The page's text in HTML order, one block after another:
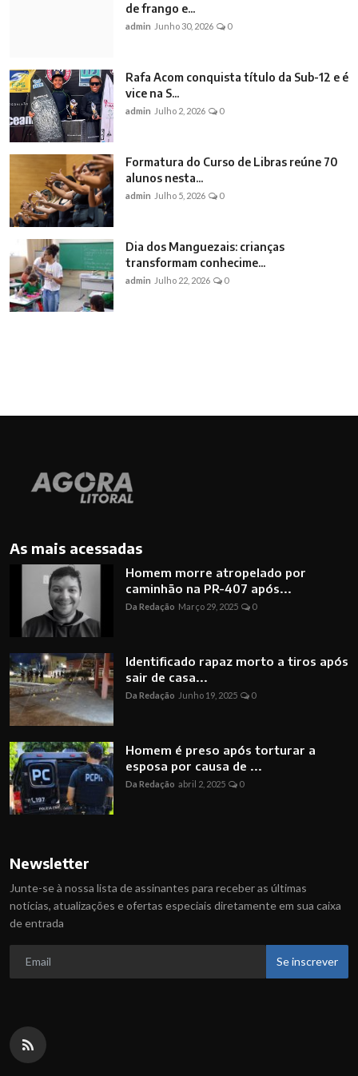
de frango e...
admin Junho 30, 2026 0
Rafa Acom conquista título da Sub-12 e é
vice na S...
admin Julho 2, 2026 0
Formatura do Curso de Libras reúne 70
alunos nesta...
admin Julho 5, 2026 0
Dia dos Manguezais: crianças
transformam conhecime...
admin Julho 22, 2026 0
As mais acessadas
Homem morre atropelado por
caminhão na PR-407 após...
Da Redação Março 29, 2025 0
Identificado rapaz morto a tiros após
sair de casa...
Da Redação Junho 19, 2025 0
Homem é preso após torturar a
esposa por causa de ...
Da Redação abril 2, 2025 0
Newsletter
Junte-se à nossa lista de assinantes para receber as últimas
notícias, atualizações e ofertas especiais diretamente em sua caixa
de entrada
Se inscrever